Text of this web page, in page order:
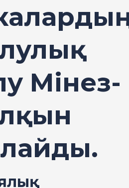
Мінез-